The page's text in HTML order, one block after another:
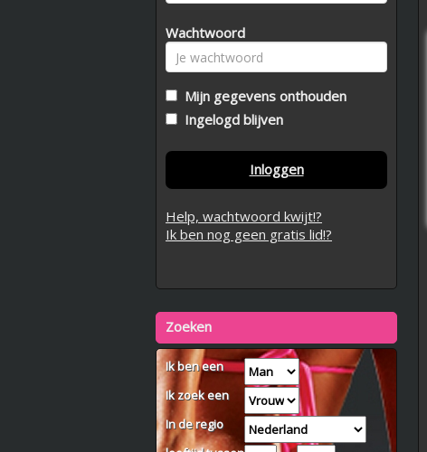
Wachtwoord
Mijn gegevens onthouden
Ingelogd blijven
Inloggen
Help, wachtwoord kwijt!?
Ik ben nog geen gratis lid!?
Zoeken
Ik ben een
Ik zoek een
In de regio